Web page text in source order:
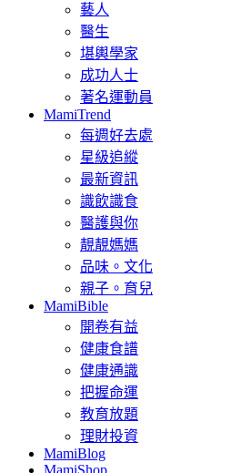
藝人
醫生
堪輿學家
成功人士
著名運動員
MamiTrend
每週好去處
星級追縱
最新資訊
識飲識食
醫護與你
靚靚媽媽
品味。文化
親子。育兒
MamiBible
開卷有益
健康食譜
健康通識
把握命運
教育放題
理財投資
MamiBlog
MamiShop